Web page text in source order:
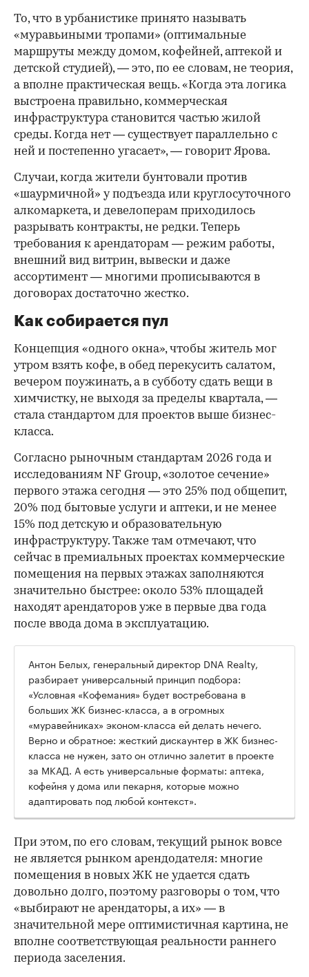
То, что в урбанистике принято называть
«муравьиными тропами» (оптимальные
маршруты между домом, кофейней, аптекой и
детской студией), — это, по ее словам, не теория,
а вполне практическая вещь. «Когда эта логика
выстроена правильно, коммерческая
инфраструктура становится частью жилой
среды. Когда нет — существует параллельно с
ней и постепенно угасает», — говорит Ярова.
Случаи, когда жители бунтовали против
«шаурмичной» у подъезда или круглосуточного
алкомаркета, и девелоперам приходилось
разрывать контракты, не редки. Теперь
требования к арендаторам — режим работы,
внешний вид витрин, вывески и даже
ассортимент — многими прописываются в
договорах достаточно жестко.
Как собирается пул
Концепция «одного окна», чтобы житель мог
утром взять кофе, в обед перекусить салатом,
вечером поужинать, а в субботу сдать вещи в
химчистку, не выходя за пределы квартала, —
стала стандартом для проектов выше бизнес-
класса.
Согласно рыночным стандартам 2026 года и
исследованиям NF Group, «золотое сечение»
первого этажа сегодня — это 25% под общепит,
20% под бытовые услуги и аптеки, и не менее
15% под детскую и образовательную
инфраструктуру. Также там отмечают, что
сейчас в премиальных проектах коммерческие
помещения на первых этажах заполняются
значительно быстрее: около 53% площадей
находят арендаторов уже в первые два года
после ввода дома в эксплуатацию.
Антон Белых, генеральный директор DNA Realty,
разбирает универсальный принцип подбора:
«Условная «Кофемания» будет востребована в
больших ЖК бизнес-класса, а в огромных
«муравейниках» эконом-класса ей делать нечего.
Верно и обратное: жесткий дискаунтер в ЖК бизнес-
класса не нужен, зато он отлично залетит в проекте
за МКАД. А есть универсальные форматы: аптека,
кофейня у дома или пекарня, которые можно
адаптировать под любой контекст».
При этом, по его словам, текущий рынок вовсе
не является рынком арендодателя: многие
помещения в новых ЖК не удается сдать
довольно долго, поэтому разговоры о том, что
«выбирают не арендаторы, а их» — в
значительной мере оптимистичная картина, не
вполне соответствующая реальности раннего
периода заселения.